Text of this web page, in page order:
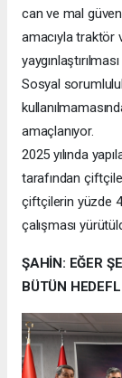
can ve mal
amacıyla traktör
Sosyal
amaçlanıyor.
2025 yılında
tarafından
çiftçilerin yüzde
çalışması
ŞAHİN: EĞER
BÜTÜN